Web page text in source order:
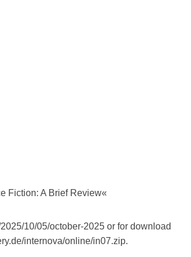
Fiction: A Brief Review«
10/05/october-2025 or for download
internova/online/in07.zip.